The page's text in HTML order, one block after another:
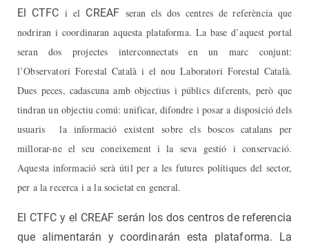
El CTFC i el CREAF seran els dos centres de referència que
nodriran i coordinaran aquesta plataforma. La base d’aquest portal
seran dos projectes interconnectats en un marc conjunt:
l’Observatori Forestal Català i el nou Laboratori Forestal Català.
Dues peces, cadascuna amb objectius i públics diferents, però que
tindran un objectiu comú: unificar, difondre i posar a disposició dels
usuaris la informació existent sobre els boscos catalans per
millorar-ne el seu coneixement i la seva gestió i conservació.
Aquesta informació serà útil per a les futures polítiques del sector,
per a la recerca i a la societat en general.
El CTFC y el CREAF serán los dos centros de referencia
que alimentarán y coordinarán esta plataforma. La